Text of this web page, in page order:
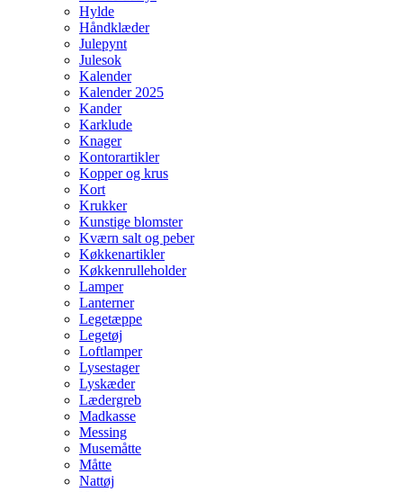
Hylde
Håndklæder
Julepynt
Julesok
Kalender
Kalender 2025
Kander
Karklude
Knager
Kontorartikler
Kopper og krus
Kort
Krukker
Kunstige blomster
Kværn salt og peber
Køkkenartikler
Køkkenrulleholder
Lamper
Lanterner
Legetæppe
Legetøj
Loftlamper
Lysestager
Lyskæder
Lædergreb
Madkasse
Messing
Musemåtte
Måtte
Nattøj